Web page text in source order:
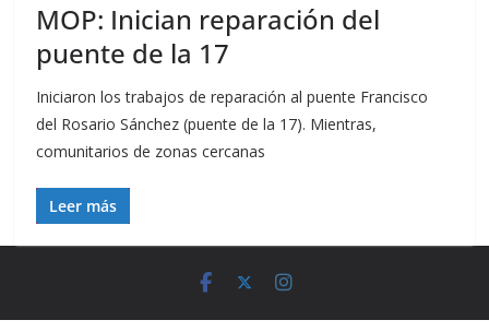
MOP: Inician reparación del
puente de la 17
Iniciaron los trabajos de reparación al puente Francisco
del Rosario Sánchez (puente de la 17). Mientras,
comunitarios de zonas cercanas
Leer más